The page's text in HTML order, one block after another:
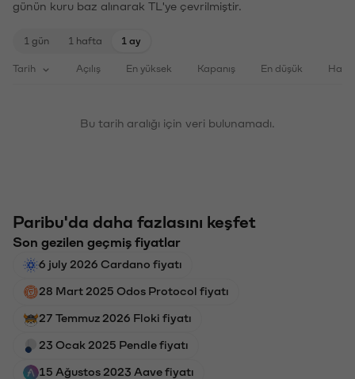
günün kuru baz alınarak TL'ye çevrilmiştir.
1 gün 1 hafta 1 ay
Tarih Açılış En yüksek Kapanış En düşük
Bu tarih aralığı için veri bulunamadı.
Paribu'da daha fazlasını keşfet
Son gezilen geçmiş fiyatlar
6 july 2026 Cardano fiyatı
28 Mart 2025 Odos Protocol fiyatı
27 Temmuz 2026 Floki fiyatı
23 Ocak 2025 Pendle fiyatı
15 Ağustos 2023 Aave fiyatı